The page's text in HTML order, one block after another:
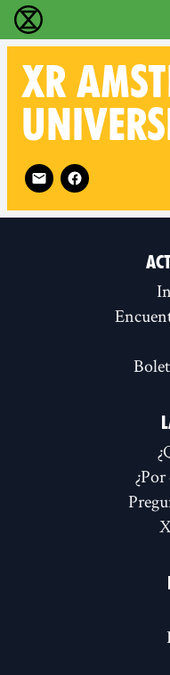
extinction rebellion
XR
Follow XR
¿Por